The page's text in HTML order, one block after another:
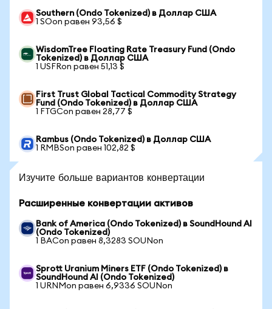
Southern (Ondo Tokenized) в Доллар США
1 SOon равен 93,56 $
WisdomTree Floating Rate Treasury Fund (Ondo
Tokenized) в Доллар США
1 USFRon равен 51,13 $
First Trust Global Tactical Commodity Strategy
Fund (Ondo Tokenized) в Доллар США
1 FTGCon равен 28,77 $
Rambus (Ondo Tokenized) в Доллар США
1 RMBSon равен 102,82 $
Изучите больше вариантов конвертации
Расширенные конвертации активов
Bank of America (Ondo Tokenized) в SoundHound AI
(Ondo Tokenized)
1 BACon равен 8,3283 SOUNon
Sprott Uranium Miners ETF (Ondo Tokenized) в
SoundHound AI (Ondo Tokenized)
1 URNMon равен 6,9336 SOUNon